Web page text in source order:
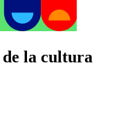
la cultura